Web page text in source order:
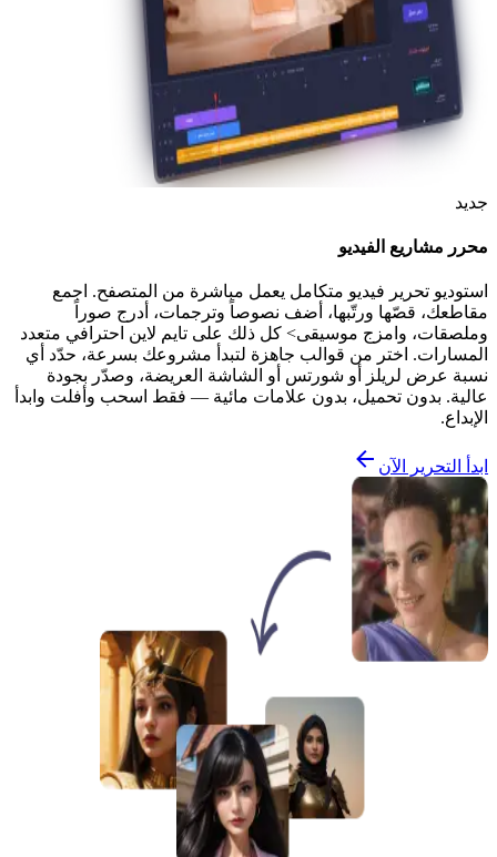
جديد
محرر مشاريع الفيديو
استوديو تحرير فيديو متكامل يعمل مباشرة من المتصفح. اجمع
مقاطعك، قصّها ورتّبها، أضف نصوصاً وترجمات، أدرج صوراً
وملصقات، وامزج موسيقى> كل ذلك على تايم لاين احترافي متعدد
المسارات. اختر من قوالب جاهزة لتبدأ مشروعك بسرعة، حدّد أي
نسبة عرض لريلز أو شورتس أو الشاشة العريضة، وصدّر بجودة
عالية. بدون تحميل، بدون علامات مائية — فقط اسحب وأفلت وابدأ
الإبداع.
ابدأ التحرير الآن